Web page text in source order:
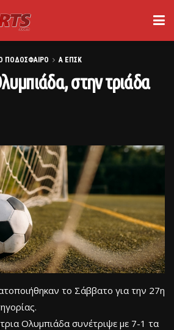
ΠΟΔΟΣΦΑΙΡΟ Α ΕΠΣΚ
στην τριάδα
το Σάββατο για την 27η
Ολυμπιάδα συνέτριψε με 7-1 τα